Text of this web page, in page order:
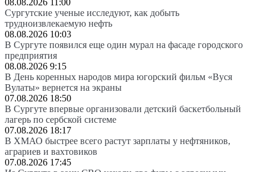
Сургутские ученые исследуют, как добыть
трудноизвлекаемую нефть
08.08.2026 10:03
В Сургуте появился еще один мурал на фасаде городского
предприятия
08.08.2026 9:15
В День коренных народов мира югорский фильм «Вуся
Вулаты» вернется на экраны
07.08.2026 18:50
В Сургуте впервые организовали детский баскетбольный
лагерь по сербской системе
07.08.2026 18:17
В ХМАО быстрее всего растут зарплаты у нефтяников,
аграриев и вахтовиков
07.08.2026 17:45